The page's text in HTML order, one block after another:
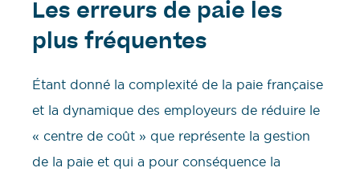
Les erreurs de paie les
plus fréquentes
Étant donné la complexité de la paie française
et la dynamique des employeurs de réduire le
« centre de coût » que représente la gestion
de la paie et qui a pour conséquence la